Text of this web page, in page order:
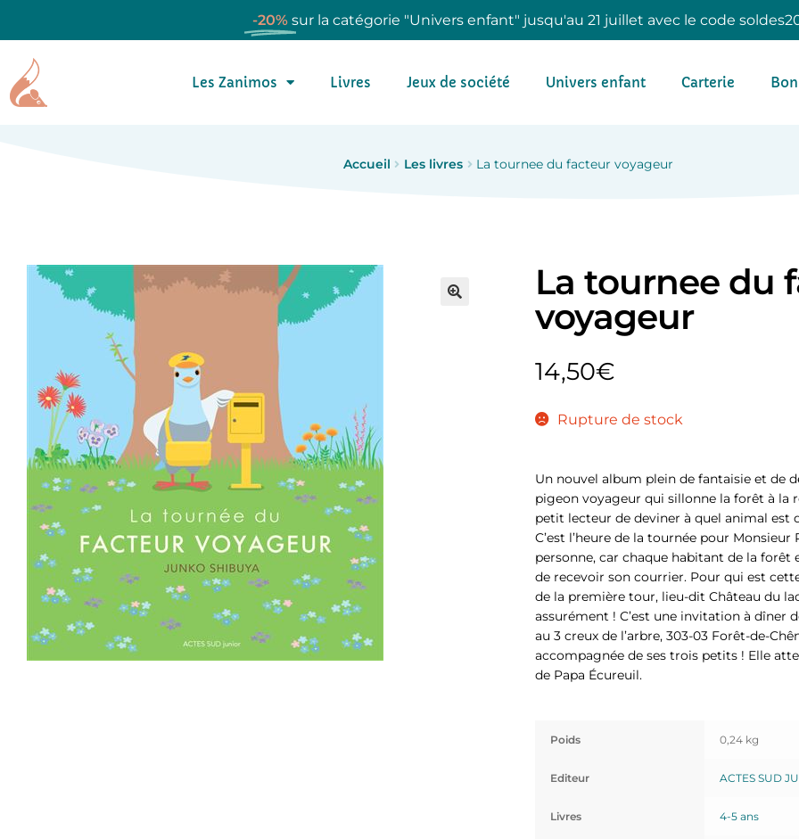
-20% sur la catégorie "Univers enfant" jusqu'au 21 juillet avec le code
Les Zanimos Livres Jeux de société Univers enfant Carterie
Accueil Les livres La tournee du facteur voyageur
La tournee du
voyageur
14,50€
Rupture de stock
Un nouvel album plein de fantaisie et de
pigeon voyageur qui sillonne la forêt à la
petit lecteur de deviner à quel animal est
C’est l’heure de la tournée pour
personne, car chaque habitant de la forêt
de recevoir son courrier. Pour qui est
de la première tour, lieu-dit Château du
assurément ! C’est une invitation à dîner
au 3 creux de l’arbre, 303-03 Forêt-de-
accompagnée de ses trois petits ! Elle
de Papa Écureuil.
Poids 0,24 kg
Editeur ACTES SUD
Livres 4-5 ans